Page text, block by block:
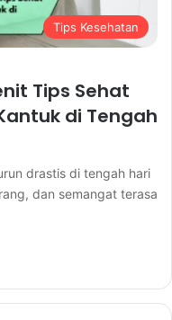
Tips Kesehatan
Tips Sehat
di Tengah
drastis di tengah hari
dan semangat terasa